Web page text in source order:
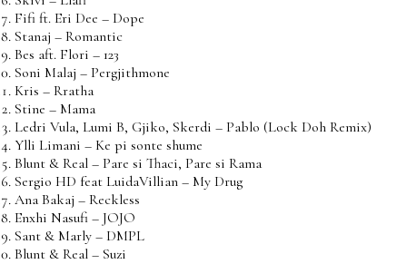
Fifi ft. Eri Dee – Dope
Stanaj – Romantic
Bes aft. Flori – 123
Soni Malaj – Pergjithmone
Kris – Rratha
Stine – Mama
Ledri Vula, Lumi B, Gjiko, Skerdi – Pablo (Lock Doh Remix)
Ylli Limani – Ke pi sonte shume
Blunt & Real – Pare si Thaci, Pare si Rama
Sergio HD feat LuidaVillian – My Drug
Ana Bakaj – Reckless
Enxhi Nasufi – JOJO
Sant & Marly – DMPL
Blunt & Real – Suzi